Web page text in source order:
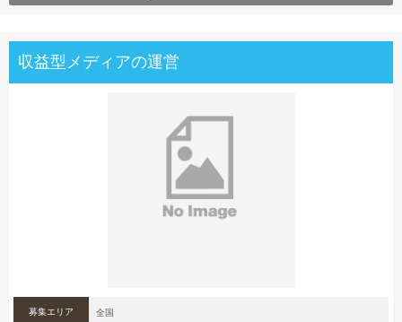
収益型メディアの運営
募集エリア 全国